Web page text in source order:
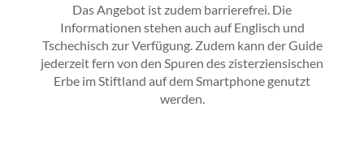
Das Angebot ist zudem barrierefrei. Die
Informationen stehen auch auf Englisch und
Tschechisch zur Verfügung. Zudem kann der Guide
jederzeit fern von den Spuren des zisterziensischen
Erbe im Stiftland auf dem Smartphone genutzt
werden.